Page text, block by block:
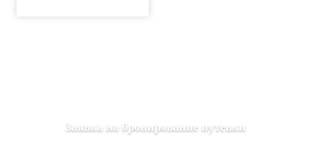
Заявка на бронирование путевки